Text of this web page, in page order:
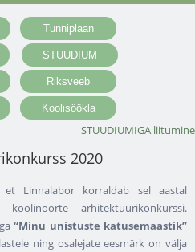
STUUDIUMIGA liitumine
2020
Linnalabor korraldab sel aastal
arhitektuurikonkurssi.
“Minu unistuste katusemaastik”
ning osalejate eesmärk on välja